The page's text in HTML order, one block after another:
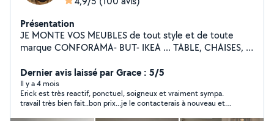
Présentation
JE MONTE VOS MEUBLES de tout style et de toute
marque CONFORAMA- BUT- IKEA ... TABLE, CHAISES,
RIDEAU, TÉLÉ, LUMINAIRE, TABLEAU...
BRANCHEMENT: ÉLECTROMÉNAGER CUISINIÈRE,
GAZINIÈRE, MACHINE À LAVER... Disponible en ille et
vilaine.
Dernier avis laissé par Grace : 5/5
Il y a 4 mois
Erick est très reactif, ponctuel, soigneux et vraiment sympa.
travail très bien fait..bon prix...je le contacterais à nouveau et